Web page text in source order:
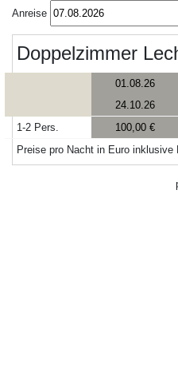
Anreise
Doppelzimmer
01.08.26
24.10.26
1-2 Pers.
100,00 €
Preise pro Nacht in Euro